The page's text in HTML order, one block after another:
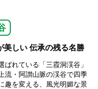
美しい 伝承の残る名勝
ばれている「三霞洞渓谷」
流・阿讃山脈の渓谷で四季
趣を変える、風光明媚な景